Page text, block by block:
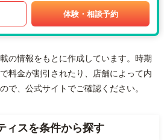
体験・相談予約
の情報をもとに作成しています。時期
料金が割引されたり、店舗によって内
で、公式サイトでご確認ください。
ィスを条件から探す